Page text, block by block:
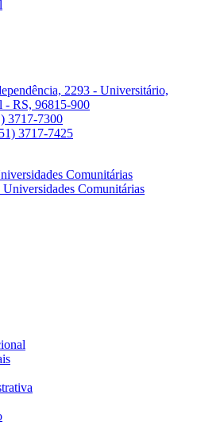
2293 - Universitário,
- RS, 96815-900
3717-7300
3717-7425